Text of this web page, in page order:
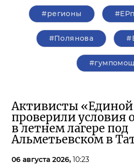
#регионы
#Полянова
Активисты «Единой
проверили условия
в летнем лагере под
Альметьевском в
06 августа 2026, 10:23